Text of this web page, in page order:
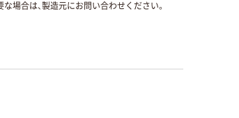
場合は、製造元にお問い合わせください。